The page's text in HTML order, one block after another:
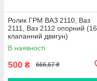
Ролик ГРМ ВАЗ 2110, Ваз
2111, Ваз 2112 опорний (16
клапанний двигун)
В наявності
500 ₴ 666,67 ₴